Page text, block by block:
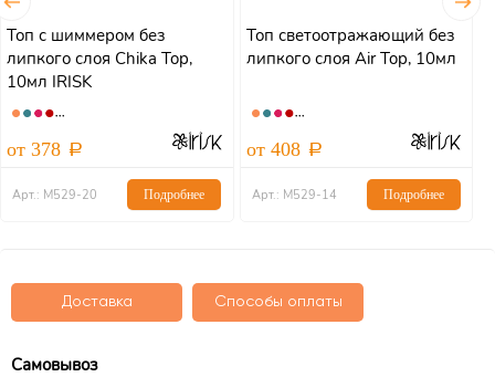
Топ с шиммером без
липкого слоя Chika Top,
10мл IRISK
от 378
Арт.: М529-20 Подробнее
Топ светоотражающий без
липкого слоя Air Top, 10мл
от 408
Арт.: М529-14 Подробнее
Доставка Способы оплаты
Самовывоз